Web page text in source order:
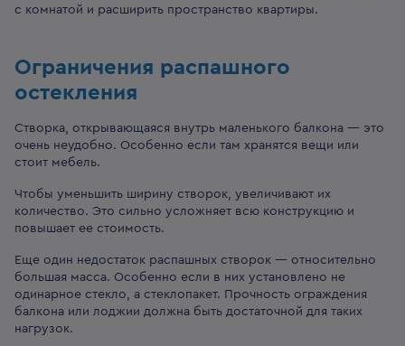
с комнатой и расширить пространство квартиры.
Ограничения распашного
остекления
Створка, открывающаяся внутрь маленького балкона — это
очень неудобно. Особенно если там хранятся вещи или
стоит мебель.
Чтобы уменьшить ширину створок, увеличивают их
количество. Это сильно усложняет всю конструкцию и
повышает ее стоимость.
Еще один недостаток распашных створок — относительно
большая масса. Особенно если в них установлено не
одинарное стекло, а стеклопакет. Прочность ограждения
балкона или лоджии должна быть достаточной для таких
нагрузок.